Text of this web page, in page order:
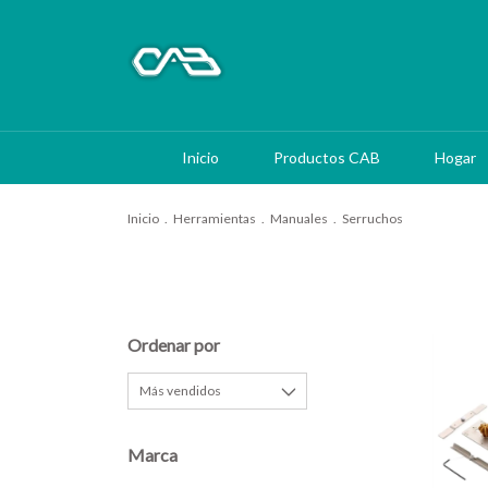
Inicio Productos CAB Hogar
Inicio . Herramientas . Manuales . Serruchos
Ordenar por
Marca